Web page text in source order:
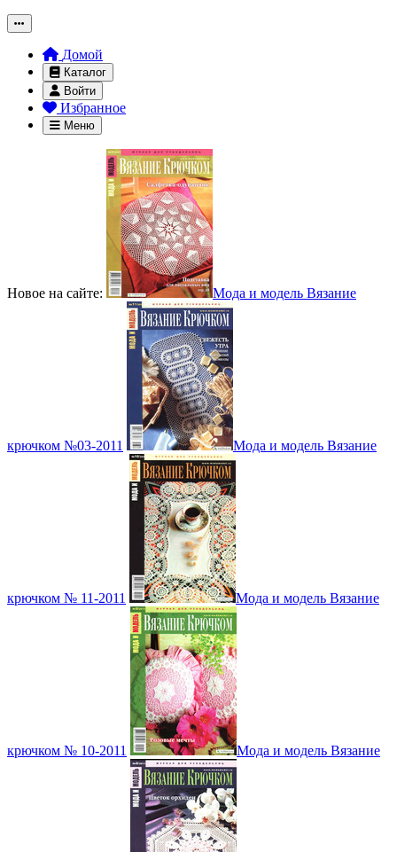
Домой
Каталог
Войти
Избранное
Меню
Новое на сайте: Мода и модель Вязание
крючком №03-2011 Мода и модель Вязание
крючком № 11-2011 Мода и модель Вязание
крючком № 10-2011 Мода и модель Вязание